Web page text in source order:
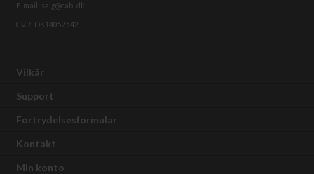
E-mail: salg@cabi.dk
CVR: DK14052542
Vilkår
Support
Fortrydelsesformular
Kontakt
Min konto